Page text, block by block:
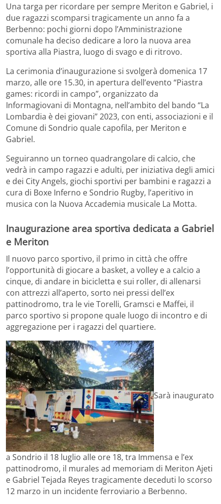
Una targa per ricordare per sempre Meriton e Gabriel, i
due ragazzi scomparsi tragicamente un anno fa a
Berbenno: pochi giorni dopo l’Amministrazione
comunale ha deciso dedicare a loro la nuova area
sportiva alla Piastra, luogo di svago e di ritrovo.
La cerimonia d’inaugurazione si svolgerà domenica 17
marzo, alle ore 15.30, in apertura dell’evento “Piastra
games: ricordi in campo”, organizzato da
Informagiovani di Montagna, nell’ambito del bando “La
Lombardia è dei giovani” 2023, con enti, associazioni e il
Comune di Sondrio quale capofila, per Meriton e
Gabriel.
Seguiranno un torneo quadrangolare di calcio, che
vedrà in campo ragazzi e adulti, per iniziativa degli amici
e dei City Angels, giochi sportivi per bambini e ragazzi a
cura di Boxe Inferno e Sondrio Rugby, l’aperitivo in
musica con la Nuova Accademia musicale La Motta.
Inaugurazione area sportiva dedicata a Gabriel
e Meriton
Il nuovo parco sportivo, il primo in città che offre
l’opportunità di giocare a basket, a volley e a calcio a
cinque, di andare in bicicletta e sui roller, di allenarsi
con attrezzi all’aperto, sorto nei pressi dell’ex
pattinodromo, tra le vie Torelli, Gramsci e Maffei, il
parco sportivo si propone quale luogo di incontro e di
aggregazione per i ragazzi del quartiere.
Sarà inaugurato
a Sondrio il 18 luglio alle ore 18, tra Immensa e l’ex
pattinodromo, il murales ad memoriam di Meriton Ajeti
e Gabriel Tejada Reyes tragicamente deceduti lo scorso
12 marzo in un incidente ferroviario a Berbenno.